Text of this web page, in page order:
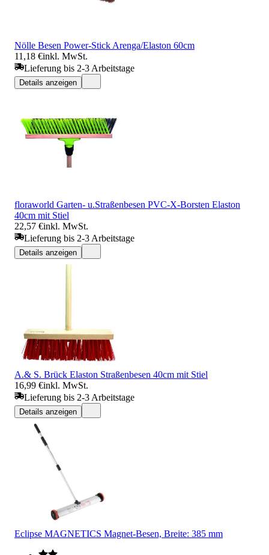
Nölle Besen Power-Stick Arenga/Elaston 60cm
11,18 €inkl. MwSt.
Lieferung bis 2-3 Arbeitstage
Details anzeigen
floraworld Garten- u.Straßenbesen PVC-X-Borsten Elaston
40cm mit Stiel
22,57 €inkl. MwSt.
Lieferung bis 2-3 Arbeitstage
Details anzeigen
A.& S. Brück Elaston Straßenbesen 40cm mit Stiel
16,99 €inkl. MwSt.
Lieferung bis 2-3 Arbeitstage
Details anzeigen
Eclipse MAGNETICS Magnet-Besen, Breite: 385 mm